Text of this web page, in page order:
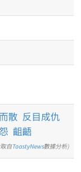
散 反目成仇
齟齬
自ToastyNews數據分析)